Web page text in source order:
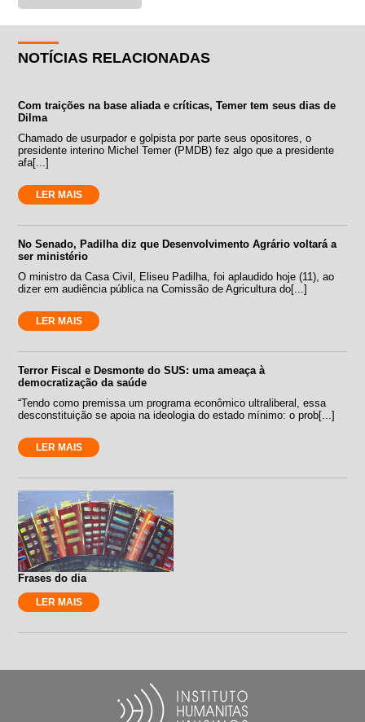
NOTÍCIAS RELACIONADAS
Com traições na base aliada e críticas, Temer tem seus dias de
Dilma
Chamado de usurpador e golpista por parte seus opositores, o
presidente interino Michel Temer (PMDB) fez algo que a presidente
afa[...]
LER MAIS
No Senado, Padilha diz que Desenvolvimento Agrário voltará a
ser ministério
O ministro da Casa Civil, Eliseu Padilha, foi aplaudido hoje (11), ao
dizer em audiência pública na Comissão de Agricultura do[...]
LER MAIS
Terror Fiscal e Desmonte do SUS: uma ameaça à
democratização da saúde
“Tendo como premissa um programa econômico ultraliberal, essa
desconstituição se apoia na ideologia do estado mínimo: o prob[...]
LER MAIS
Frases do dia
LER MAIS